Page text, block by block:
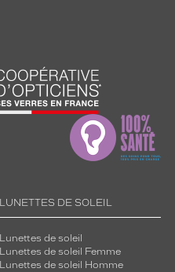
LUNETTES DE SOLEIL
Lunettes de soleil
Lunettes de soleil Femme
Lunettes de soleil Homme